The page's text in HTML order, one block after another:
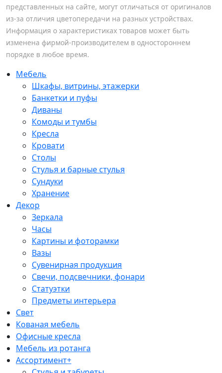
представленных на сайте, могут отличаться от оригиналов
из-за отличия цветопередачи на разных устройствах.
Информация о характеристиках товаров может быть
изменена фирмой-производителем в одностороннем
порядке в любое время.
Мебель
Шкафы, витрины, этажерки
Банкетки и пуфы
Диваны
Комоды и тумбы
Кресла
Кровати
Столы
Стулья и барные стулья
Сундуки
Хранение
Декор
Зеркала
Часы
Картины и фоторамки
Вазы
Сувенирная продукция
Свечи, подсвечники, фонари
Статуэтки
Предметы интерьера
Свет
Кованая мебель
Офисные кресла
Мебель из ротанга
Ассортимент+